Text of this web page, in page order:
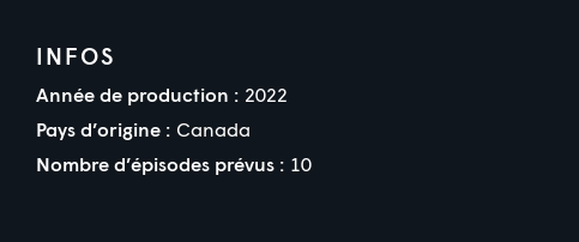
INFOS
Année de production : 2022
Pays d’origine : Canada
Nombre d’épisodes prévus : 10